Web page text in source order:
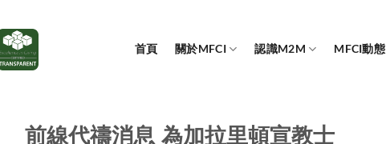
首頁 關於MFCI 認識M2M MFCI動態
前線代禱消息 為加拉里頓宣教士